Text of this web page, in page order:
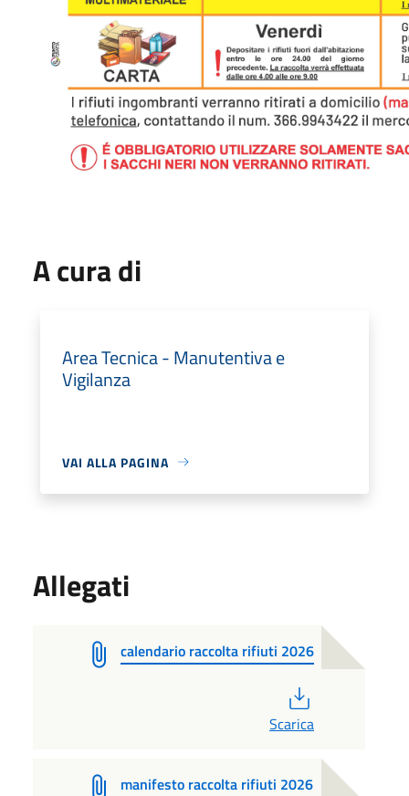
A cura di
Area Tecnica - Manutentiva e
Vigilanza
VAI ALLA PAGINA
Allegati
calendario raccolta rifiuti 2026
Scarica
manifesto raccolta rifiuti 2026